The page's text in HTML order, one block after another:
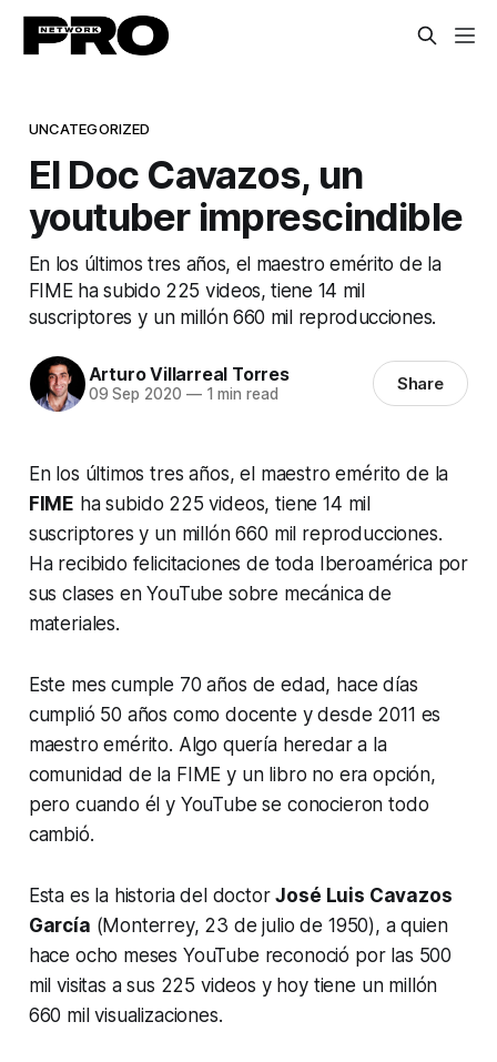
UNCATEGORIZED
El Doc Cavazos, un
youtuber imprescindible
En los últimos tres años, el maestro emérito de la
FIME ha subido 225 videos, tiene 14 mil
suscriptores y un millón 660 mil reproducciones.
Arturo Villarreal Torres
09 Sep 2020 —1 min read Share
En los últimos tres años, el maestro emérito de la
FIME ha subido 225 videos, tiene 14 mil
suscriptores y un millón 660 mil reproducciones.
Ha recibido felicitaciones de toda Iberoamérica por
sus clases en YouTube sobre mecánica de
materiales.
Este mes cumple 70 años de edad, hace días
cumplió 50 años como docente y desde 2011 es
maestro emérito. Algo quería heredar a la
comunidad de la FIME y un libro no era opción,
pero cuando él y YouTube se conocieron todo
cambió.
Esta es la historia del doctorJosé Luis Cavazos
García (Monterrey, 23 de julio de 1950), a quien
hace ocho meses YouTube reconoció por las 500
mil visitas a sus 225 videos y hoy tiene un millón
660 mil visualizaciones.